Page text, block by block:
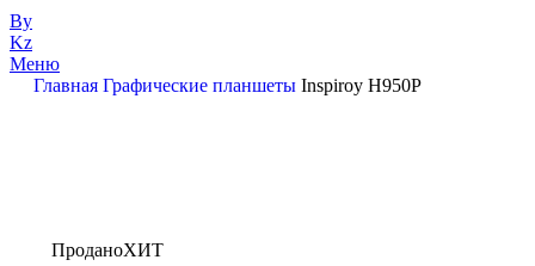
By
Kz
Меню
Главная Графические планшеты Inspiroy H950P
ПроданоХИТ